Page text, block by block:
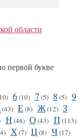
области
первой букве
6(10) 7 (5) 8 (5) 9
(43) Е (8) Ж(12) З
Н(46) О(43) П(113)
Х(7) Ц(8) Ч (17)